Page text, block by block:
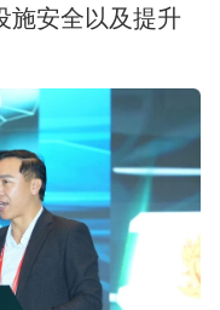
施安全以及提升